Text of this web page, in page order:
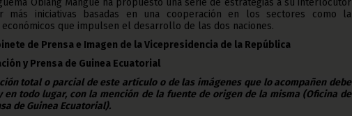
Obiang Mangue ha propuesto una serie de estrategias a su interlocutor
más iniciativas basadas en una cooperación en los sectores como la
que impulsen el desarrollo de las dos naciones.
de Prensa e Imagen de la Vicepresidencia de la República
y Prensa de Guinea Ecuatorial
total o parcial de este artículo o de las imágenes que lo acompañen debe
en todo lugar, con la mención de la fuente de origen de la misma (Oficina de
de Guinea Ecuatorial).